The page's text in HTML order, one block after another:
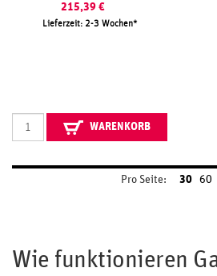
215,39 €
Lieferzeit: 2-3 Wochen
WARENKORB
Pro Seite: 30 60
Wie funktionieren